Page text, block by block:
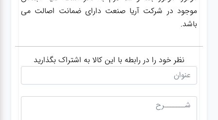
موجود در شرکت آریا صنعت دارای ضمانت اصالت می
باشد.
نظر خود را در رابطه با این کالا به اشتراک بگذارید